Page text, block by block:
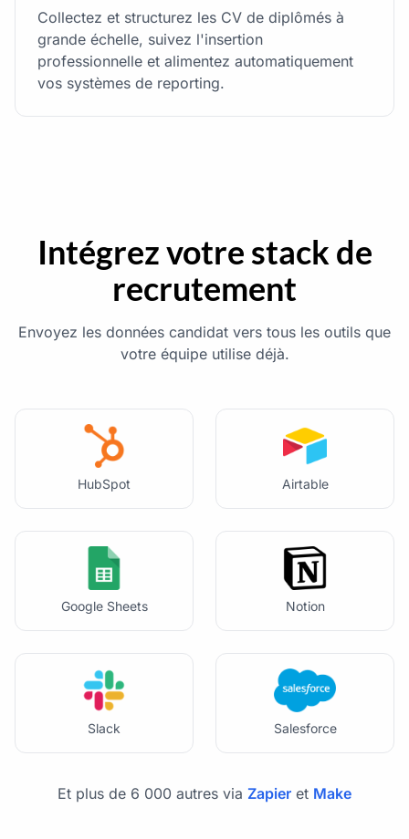
Collectez et structurez les CV de diplômés à
grande échelle, suivez l'insertion
professionnelle et alimentez automatiquement
vos systèmes de reporting.
Intégrez votre stack de
recrutement
Envoyez les données candidat vers tous les outils que
votre équipe utilise déjà.
HubSpot Airtable
Google Sheets Notion
Slack Salesforce
Et plus de 6 000 autres via Zapier et Make